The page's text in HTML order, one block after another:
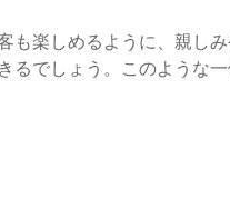
も楽しめるように、親し
るでしょう。このような